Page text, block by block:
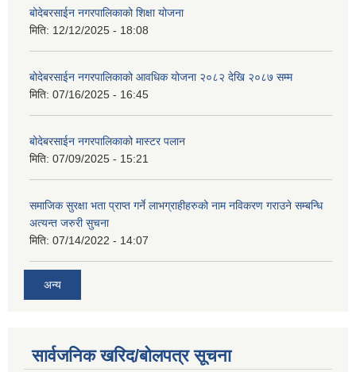
बोदेबरसाईन नगरपालिकाको शिक्षा योजना
मिति: 12/12/2025 - 18:08
बोदेबरसाईन नगरपालिकाको आवधिक योजना २०८२ देखि २०८७ सम्म
मिति: 07/16/2025 - 16:45
बोदेबरसाईन नगरपालिकाको मास्टर पलान
मिति: 07/09/2025 - 15:21
समाजिक सुरक्षा भता प्राप्त गर्ने लाभग्राहीहरुको नाम नविकरण गराउने सम्बन्धि
अत्यन्त जरुरी सुचना
मिति: 07/14/2022 - 14:07
अन्य
सार्वजनिक खरिद/बोलपत्र सूचना